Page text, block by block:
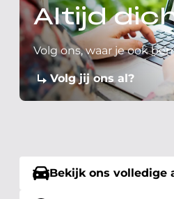
Altijd
Volg ons, waar je ook
Volg jij ons al?
Bekijk ons volledige